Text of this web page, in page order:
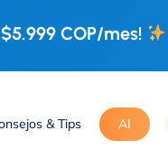
COP/mes!
& Tips AI